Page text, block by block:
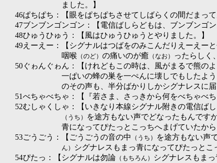
ました。】
46ぱちぱち：【眼をぱちぱちさせてしばらくの間だまっ
47ブンブンゴンゴン：【電信ばしらどもは、ブンブンゴ
48ひゅうひゅう：【風はひゅうひゅうとやりました。】
49えーえー：【シグナルはつばをのみこんだりえーえー
咽喉 （のど） の痛いのが癒 （なお）
ったらしく
50ぐゎんぐゎん：【けれどもこの時は、風がまるで熊の
一ぱいの蜂の巣を一ぺんに壊しでもしたよ
のその声も、半分ばかりしかシグナレスに
51べちゃべちゃ：【『若さま、さっきから何をべちゃべ
52むしゃくしゃ：【いきなり本線シグナル附きの電信ば
（うち）
を途方もない声でどなったもんです
青になってぴたっとこっちへまげていたか
53ごうごう：【ごうごうの音の中
（うち） を途方もない声
ん）
シグナレスもまっ青になってぴたっと
54ぴたっ：【シグナルは勿論 （もちろん）
シグナレスもま